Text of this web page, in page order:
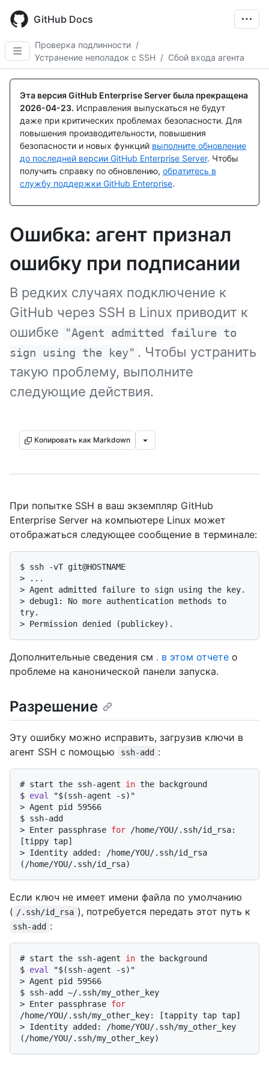
main
content
GitHub Docs
Проверка подлинности /
Устранение неполадок с SSH / Сбой входа агента
Эта версия GitHub Enterprise Server была прекращена
2026-04-23. Исправления выпускаться не будут
даже при критических проблемах безопасности. Для
повышения производительности, повышения
безопасности и новых функций выполните обновление
до последней версии GitHub Enterprise Server. Чтобы
получить справку по обновлению, обратитесь в
службу поддержки GitHub Enterprise.
Ошибка: агент признал
ошибку при подписании
В редких случаях подключение к
GitHub через SSH в Linux приводит к
ошибке
"Agent admitted failure to
sign using the key" . Чтобы устранить
такую проблему, выполните
следующие действия.
Копировать как Markdown
При попытке SSH в ваш экземпляр GitHub
Enterprise Server на компьютере Linux может
отображаться следующее сообщение в терминале:
$ ssh -vT git@HOSTNAME
>
...
> Agent admitted failure to sign using the key.
> debug1: No more authentication methods to
try.
> Permission denied (publickey).
Дополнительные сведения см . в этом отчете о
проблеме на канонической панели запуска.
Разрешение
Эту ошибку можно исправить, загрузив ключи в
агент SSH с помощью
ssh-add :
# start the ssh-agent in the background
$ eval "$(ssh-agent -s) "
> Agent pid 59566
$ ssh-add
> Enter passphrase for /home/YOU/.ssh/id_rsa:
[tippy tap]
> Identity added: /home/YOU/.ssh/id_rsa
(/home/YOU/.ssh/id_rsa)
Если ключ не имеет имени файла по умолчанию
( /.ssh/id_rsa ), потребуется передать этот путь к
ssh-add :
# start the ssh-agent in the background
$ eval "$(ssh-agent -s) "
> Agent pid 59566
$ ssh-add ~/.ssh/my_other_key
> Enter passphrase for
/home/YOU/.ssh/my_other_key: [tappity tap tap]
> Identity added: /home/YOU/.ssh/my_other_key
(/home/YOU/.ssh/my_other_key)